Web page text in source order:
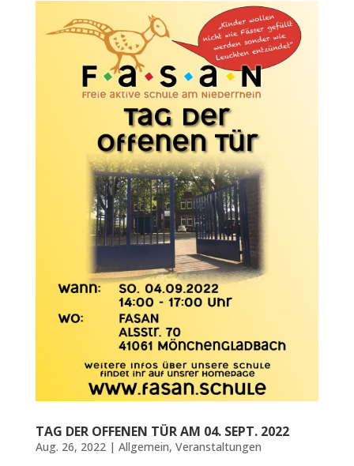
TAG DER OFFENEN TÜR AM 04. SEPT. 2022
Aug. 26, 2022| Allgemein, Veranstaltungen